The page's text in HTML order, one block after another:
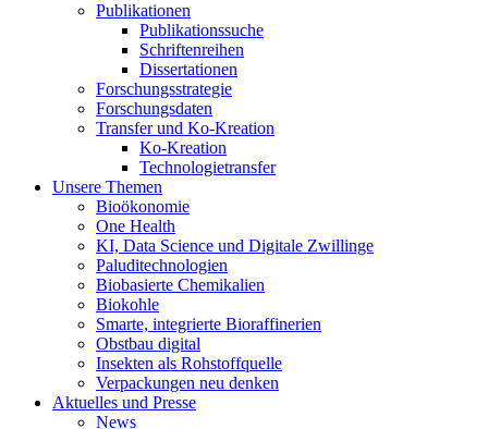
Publikationen
Publikationssuche
Schriftenreihen
Dissertationen
Forschungsstrategie
Forschungsdaten
Transfer und Ko-Kreation
Ko-Kreation
Technologietransfer
Unsere Themen
Bioökonomie
One Health
KI, Data Science und Digitale Zwillinge
Paluditechnologien
Biobasierte Chemikalien
Biokohle
Smarte, integrierte Bioraffinerien
Obstbau digital
Insekten als Rohstoffquelle
Verpackungen neu denken
Aktuelles und Presse
News